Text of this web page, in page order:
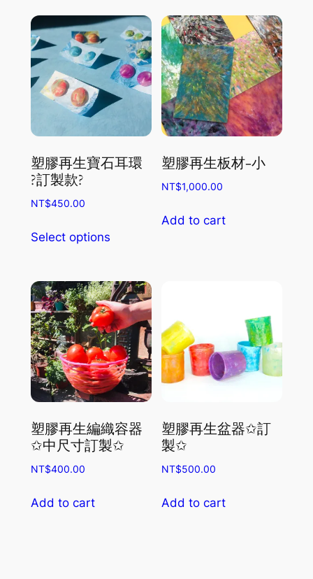
塑膠再生寶石耳環
?訂製款?
NT$450.00
Select optionsproduct
multiple
variants.
The
options
may
be
chosen
on
the
product
塑膠再生板材-小
NT$1,000.00
Add to cart
塑膠再生編織容器
✩中尺寸訂製✩
NT$400.00
Add to cart
塑膠再生盆器✩訂
製✩
NT$500.00
Add to cart